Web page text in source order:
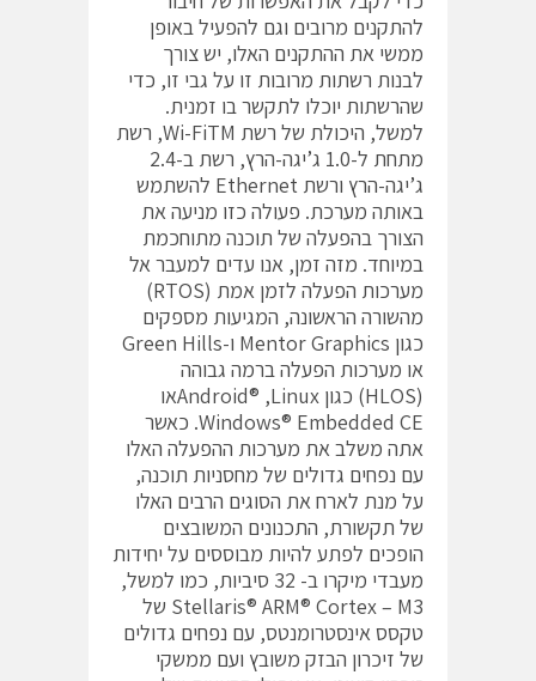
להתקנים מרובים וגם להפעיל באופן
ממשי את ההתקנים האלו, יש צורך
לבנות רשתות מרובות זו על גבי זו, כדי
שהרשתות יוכלו לתקשר בו זמנית.
למשל, היכולת של רשת Wi-FiTM, רשת
מתחת ל-1.0 ג’יגה-הרץ, רשת ב-2.4
ג’יגה-הרץ ורשת Ethernet להשתמש
באותה מערכת. פעולה כזו מניעה את
הצורך בהפעלה של תוכנה מתוחכמת
במיוחד. מזה זמן, אנו עדים למעבר אל
מערכות הפעלה לזמן אמת (RTOS)
מהשורה הראשונה, המגיעות מספקים
כגון Mentor Graphics ו-Green Hills
או מערכות הפעלה ברמה גבוהה
(HLOS) כגון Android® ,Linuxאו
Windows® Embedded CE. כאשר
אתה משלב את מערכות ההפעלה האלו
עם נפחים גדולים של מחסניות תוכנה,
על מנת לארח את הסוגים הרבים האלו
של תקשורת, התכנונים המשובצים
הופכים לפתע להיות מבוססים על יחידות
מעבדי מיקרו ב- 32 סיביות, כמו למשל,
Stellaris® ARM® Cortex – M3 של
טקסס אינסטרומנטס, עם נפחים גדולים
של זיכרון הבזק משובץ ועם ממשקי